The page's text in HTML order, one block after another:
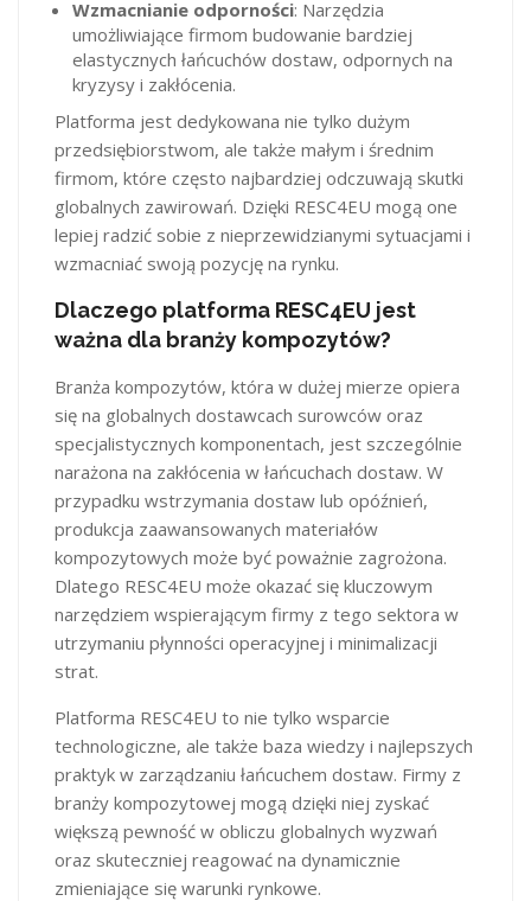
Wzmacnianie odporności: Narzędzia
umożliwiające firmom budowanie bardziej
elastycznych łańcuchów dostaw, odpornych na
kryzysy i zakłócenia.
Platforma jest dedykowana nie tylko dużym
przedsiębiorstwom, ale także małym i średnim
firmom, które często najbardziej odczuwają skutki
globalnych zawirowań. Dzięki RESC4EU mogą one
lepiej radzić sobie z nieprzewidzianymi sytuacjami i
wzmacniać swoją pozycję na rynku.
Dlaczego platforma RESC4EU jest
ważna dla branży kompozytów?
Branża kompozytów, która w dużej mierze opiera
się na globalnych dostawcach surowców oraz
specjalistycznych komponentach, jest szczególnie
narażona na zakłócenia w łańcuchach dostaw. W
przypadku wstrzymania dostaw lub opóźnień,
produkcja zaawansowanych materiałów
kompozytowych może być poważnie zagrożona.
Dlatego RESC4EU może okazać się kluczowym
narzędziem wspierającym firmy z tego sektora w
utrzymaniu płynności operacyjnej i minimalizacji
strat.
Platforma RESC4EU to nie tylko wsparcie
technologiczne, ale także baza wiedzy i najlepszych
praktyk w zarządzaniu łańcuchem dostaw. Firmy z
branży kompozytowej mogą dzięki niej zyskać
większą pewność w obliczu globalnych wyzwań
oraz skuteczniej reagować na dynamicznie
zmieniające się warunki rynkowe.